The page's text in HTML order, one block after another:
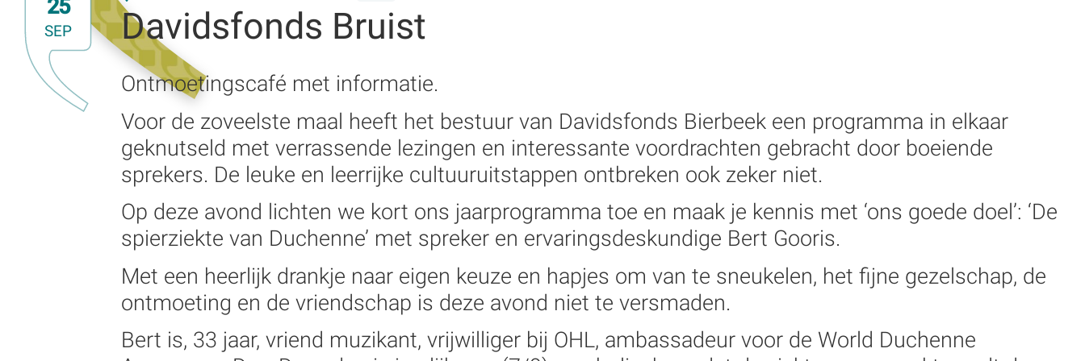
25
SEP Davidsfonds Bruist
Ontmoetingscafé met informatie.
Voor de zoveelste maal heeft het bestuur van Davidsfonds Bierbeek een programma in elkaar
geknutseld met verrassende lezingen en interessante voordrachten gebracht door boeiende
sprekers. De leuke en leerrijke cultuuruitstappen ontbreken ook zeker niet.
Op deze avond lichten we kort ons jaarprogramma toe en maak je kennis met ‘ons goede doel’: ‘De
spierziekte van Duchenne’ met spreker en ervaringsdeskundige Bert Gooris.
Met een heerlijk drankje naar eigen keuze en hapjes om van te sneukelen, het fijne gezelschap, de
ontmoeting en de vriendschap is deze avond niet te versmaden.
Bert is, 33 jaar, vriend muzikant, vrijwilliger bij OHL, ambassadeur voor de World Duchenne